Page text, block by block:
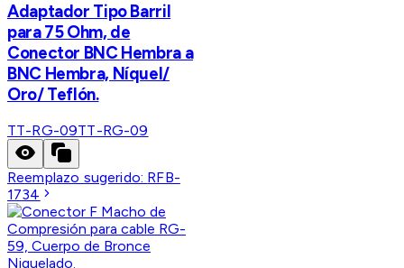
Adaptador Tipo Barril
para 75 Ohm, de
Conector BNC Hembra a
BNC Hembra, Níquel/
Oro/ Teflón.
TT-RG-09TT-RG-09
Reemplazo sugerido: RFB-
1734